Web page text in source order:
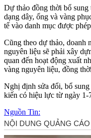
Dự thảo đồng thời bổ
dạng dây, ống và vàng
tế vào danh mục được
Cũng theo dự thảo, doanh
nguyên liệu sẽ phải xây
quan đến hoạt động xuất
vàng nguyên liệu, đồng
Nghị định sửa đổi, bổ
kiến có hiệu lực từ ngày 1-
Nguồn Tin: